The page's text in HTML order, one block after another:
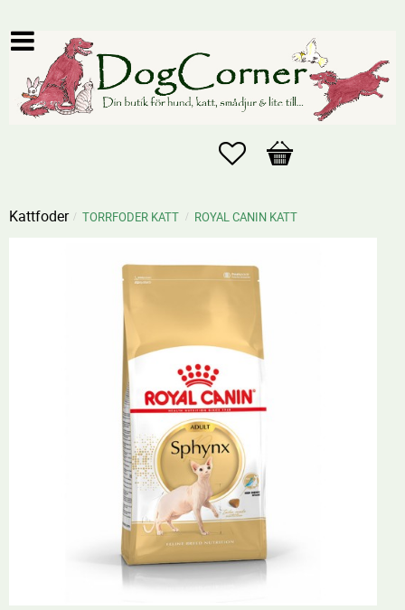
Favoriter
Kundvagn
Kattfoder TORRFODER KATT ROYAL CANIN KATT